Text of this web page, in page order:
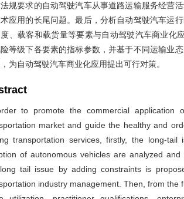
规要求的自动驾驶汽车从事道路运输服务经营
应用的长尾问题。最后，分析自动驾驶汽车运
、载客和载货量等要素与自动驾驶汽车商业化
等级下各要素的指标参数，并基于不同运输业
为自动驾驶汽车商业化应用提出可行对策。
to promote the commercial application
market and guide the healthy and
transportation services, firstly, the long-tail
of autonomous vehicles are analyzed
tail issue by adding constraints is
industry management. Then, from the